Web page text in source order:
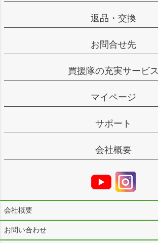
返品・交換
お問合せ先
買援隊の充実サービス
マイページ
サポート
会社概要
会社概要
お問い合わせ